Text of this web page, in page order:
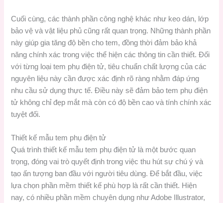
Cuối cùng, các thành phần công nghệ khác như keo dán, lớp
bảo vệ và vật liệu phủ cũng rất quan trọng. Những thành phần
này giúp gia tăng độ bền cho tem, đồng thời đảm bảo khả
năng chính xác trong việc thể hiện các thông tin cần thiết. Đối
với từng loại tem phụ điện tử, tiêu chuẩn chất lượng của các
nguyên liệu này cần được xác định rõ ràng nhằm đáp ứng
nhu cầu sử dụng thực tế. Điều này sẽ đảm bảo tem phụ điện
tử không chỉ đẹp mắt mà còn có độ bền cao và tính chính xác
tuyệt đối.
Thiết kế mẫu tem phụ điện tử
Quá trình thiết kế mẫu tem phụ điện tử là một bước quan
trọng, đóng vai trò quyết định trong việc thu hút sự chú ý và
tạo ấn tượng ban đầu với người tiêu dùng. Để bắt đầu, việc
lựa chọn phần mềm thiết kế phù hợp là rất cần thiết. Hiện
nay, có nhiều phần mềm chuyên dụng như Adobe Illustrator,